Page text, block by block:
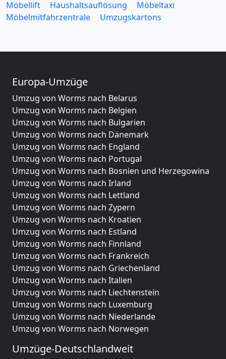
Möbellift
Haushaltsauflösung
Möbeltaxi
Möbelmitfahrzentrale
Umzugskartons
Europa-Umzüge
Umzug von Worms nach Belarus
Umzug von Worms nach Belgien
Umzug von Worms nach Bulgarien
Umzug von Worms nach Dänemark
Umzug von Worms nach England
Umzug von Worms nach Portugal
Umzug von Worms nach Bosnien und Herzegowina
Umzug von Worms nach Irland
Umzug von Worms nach Lettland
Umzug von Worms nach Zypern
Umzug von Worms nach Kroatien
Umzug von Worms nach Estland
Umzug von Worms nach Finnland
Umzug von Worms nach Frankreich
Umzug von Worms nach Griechenland
Umzug von Worms nach Italien
Umzug von Worms nach Liechtenstein
Umzug von Worms nach Luxemburg
Umzug von Worms nach Niederlande
Umzug von Worms nach Norwegen
Umzüge-Deutschlandweit